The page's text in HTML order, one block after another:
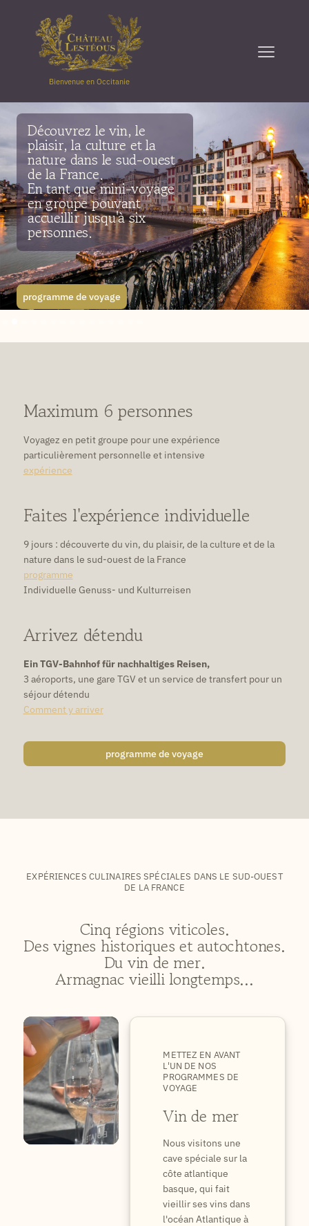
Bienvenue en Occitanie
Découvrez le vin, le
plaisir, la culture et la
nature dans le sud-ouest
de la France.
En tant que mini-voyage
en groupe pouvant
accueillir jusqu'à six
personnes.
programme de voyage
Maximum 6 personnes
Voyagez en petit groupe pour une expérience
particulièrement personnelle et intensive
expérience
Faites l'expérience individuelle
9 jours : découverte du vin, du plaisir, de la culture et de la
nature dans le sud-ouest de la France
programme
Individuelle Genuss- und Kulturreisen
Arrivez détendu
Ein TGV-Bahnhof für nachhaltiges Reisen,
3 aéroports, une gare TGV et un service de transfert pour un
séjour détendu
Comment y arriver
programme de voyage
EXPÉRIENCES CULINAIRES SPÉCIALES DANS LE SUD-OUEST
DE LA FRANCE
Cinq régions viticoles.
Des vignes historiques et autochtones.
Du vin de mer.
Armagnac vieilli longtemps...
METTEZ EN AVANT
L'UN DE NOS
PROGRAMMES DE
VOYAGE
Vin de mer
Nous visitons une
cave spéciale sur la
côte atlantique
basque, qui fait
vieillir ses vins dans
l'océan Atlantique à